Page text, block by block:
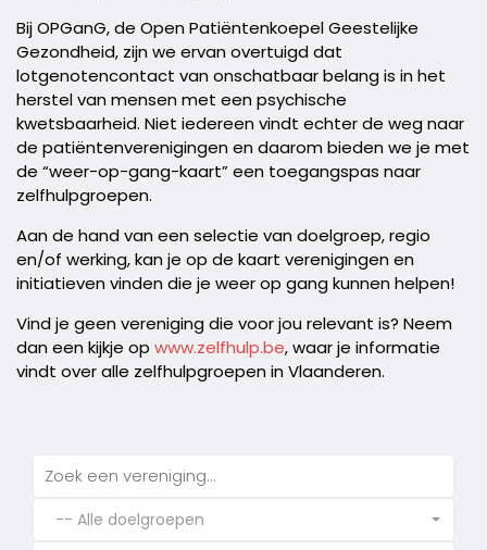
Bij OPGanG, de Open Patiëntenkoepel Geestelijke
Gezondheid, zijn we ervan overtuigd dat
lotgenotencontact van onschatbaar belang is in het
herstel van mensen met een psychische
kwetsbaarheid. Niet iedereen vindt echter de weg naar
de patiëntenverenigingen en daarom bieden we je met
de “weer-op-gang-kaart” een toegangspas naar
zelfhulpgroepen.
Aan de hand van een selectie van doelgroep, regio
en/of werking, kan je op de kaart verenigingen en
initiatieven vinden die je weer op gang kunnen helpen!
Vind je geen vereniging die voor jou relevant is? Neem
dan een kijkje op www.zelfhulp.be, waar je informatie
vindt over alle zelfhulpgroepen in Vlaanderen.
-- Alle doelgroepen